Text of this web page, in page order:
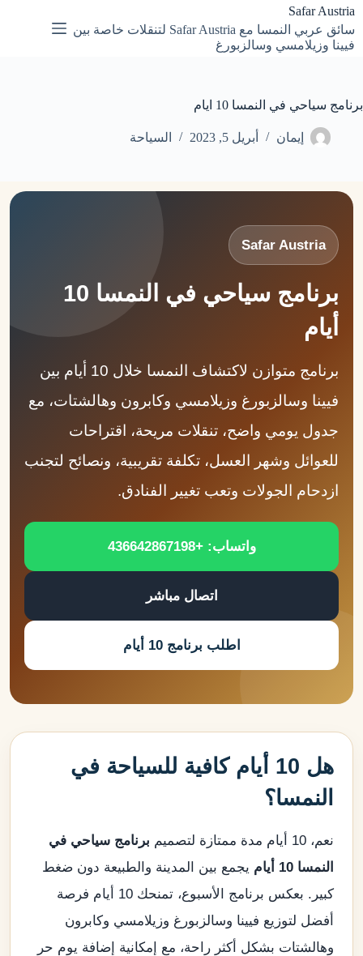
التجاوز
المحتوى
Safar Austria
سائق عربي النمسا مع Safar Austria لتنقلات خاصة بين
فيينا وزيلامسي وسالزبورغ
برنامج سياحي في النمسا 10 ايام
إيمان أبريل 5, 2023 السياحة
Safar Austria
برنامج سياحي في النمسا 10
أيام
برنامج متوازن لاكتشاف النمسا خلال 10 أيام بين
فيينا وسالزبورغ وزيلامسي وكابرون وهالشتات، مع
جدول يومي واضح، تنقلات مريحة، اقتراحات
للعوائل وشهر العسل، تكلفة تقريبية، ونصائح لتجنب
ازدحام الجولات وتعب تغيير الفنادق.
واتساب: +436642867198
اتصال مباشر
اطلب برنامج 10 أيام
هل 10 أيام كافية للسياحة في
النمسا؟
نعم، 10 أيام مدة ممتازة لتصميم
برنامج سياحي في
النمسا 10 أيام
يجمع بين المدينة والطبيعة دون ضغط
كبير. بعكس برنامج الأسبوع، تمنحك 10 أيام فرصة
أفضل لتوزيع فيينا وسالزبورغ وزيلامسي وكابرون
وهالشتات بشكل أكثر راحة، مع إمكانية إضافة يوم حر